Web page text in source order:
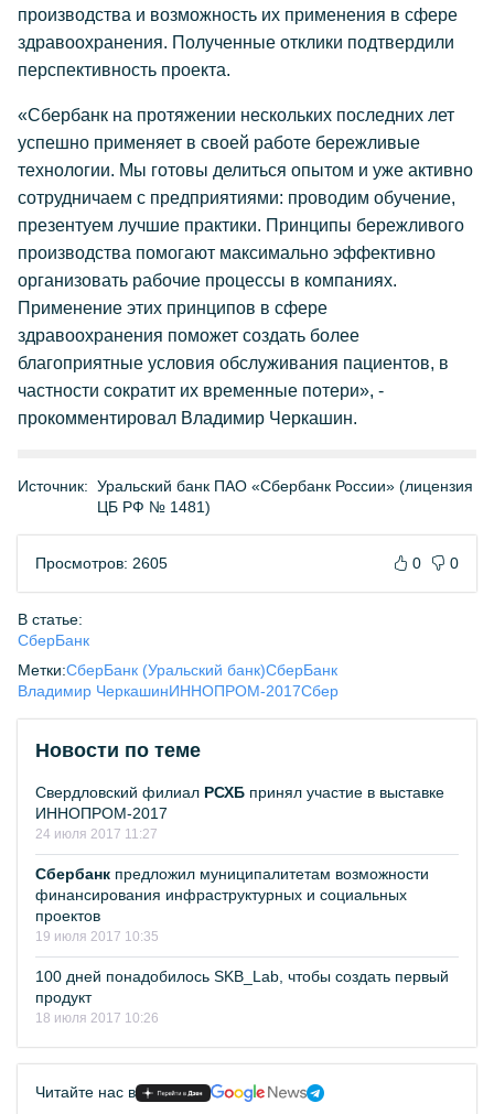
производства и возможность их применения в сфере
здравоохранения. Полученные отклики подтвердили
перспективность проекта.
«Сбербанк на протяжении нескольких последних лет
успешно применяет в своей работе бережливые
технологии. Мы готовы делиться опытом и уже активно
сотрудничаем с предприятиями: проводим обучение,
презентуем лучшие практики. Принципы бережливого
производства помогают максимально эффективно
организовать рабочие процессы в компаниях.
Применение этих принципов в сфере
здравоохранения поможет создать более
благоприятные условия обслуживания пациентов, в
частности сократит их временные потери», -
прокомментировал Владимир Черкашин.
Источник: Уральский банк ПАО «Сбербанк России» (лицензия
ЦБ РФ № 1481)
Просмотров: 2605 0 0
В статье:
СберБанк
Метки:СберБанк (Уральский банк)СберБанк
Владимир ЧеркашинИННОПРОМ-2017Сбер
Новости по теме
Свердловский филиал РСХБ принял участие в выставке
ИННОПРОМ-2017
24 июля 2017 11:27
Сбербанк предложил муниципалитетам возможности
финансирования инфраструктурных и социальных
проектов
19 июля 2017 10:35
100 дней понадобилось SKB_Lab, чтобы создать первый
продукт
18 июля 2017 10:26
Читайте нас в